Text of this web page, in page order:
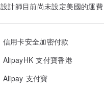
設計師目前尚未設定美國的運
信用卡安全加密付款
AlipayHK 支付寶香港
Alipay 支付寶